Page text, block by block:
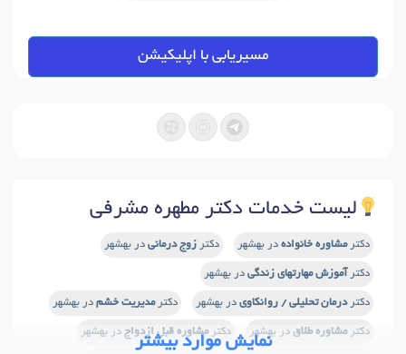
مسیریابی با اپلیکیشن
لیست خدمات دکتر مطهره مشرفی
دکترمشاوره خانواده در بهشهر دکتر زوج درمانی در بهشهر
دکتر آموزش مهارتهای زندگی در بهشهر
دکتردرمان تحلیلی / روانکاوی در بهشهر دکترمدیریت خشم در بهشهر
دکترمشاوره طلاق در بهشهر دکترمشاوره قبل ازدواج در بهشهر
نمایش موارد بیشتر